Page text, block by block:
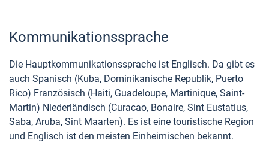
Kommunikationssprache
Die Hauptkommunikationssprache ist Englisch. Da gibt es
auch Spanisch (Kuba, Dominikanische Republik, Puerto
Rico) Französisch (Haiti, Guadeloupe, Martinique, Saint-
Martin) Niederländisch (Curacao, Bonaire, Sint Eustatius,
Saba, Aruba, Sint Maarten). Es ist eine touristische Region
und Englisch ist den meisten Einheimischen bekannt.